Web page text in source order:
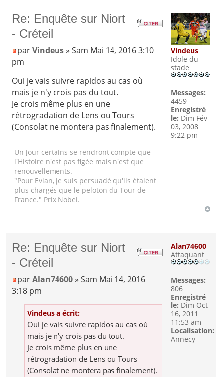
Re: Enquête sur Niort
- Créteil
parVindeus» Sam Mai 14, 2016 3:10
pm
Oui je vais suivre rapidos au cas où
mais je n'y crois pas du tout.
Je crois même plus en une
rétrogradation de Lens ou Tours
(Consolat ne montera pas finalement).
Un jour certains se rendront compte que
l'Histoire n'est pas figée mais n'est que
renouvellements.
"Pour Evian, je suis persuadé qu'ils étaient
plus chargés que le peloton du Tour de
France." Prix Nobel.
Vindeus
Idole du
stade
Messages:
4459
Enregistré
le: Dim Fév
03, 2008
9:22 pm
Re: Enquête sur Niort
- Créteil
parAlan74600 » Sam Mai 14, 2016
3:18 pm
Vindeus a écrit:
Oui je vais suivre rapidos au cas où
mais je n'y crois pas du tout.
Je crois même plus en une
rétrogradation de Lens ou Tours
(Consolat ne montera pas finalement).
Alan74600
Attaquant
Messages:
806
Enregistré
le: Dim Oct
16, 2011
11:53 am
Localisation:
Annecy